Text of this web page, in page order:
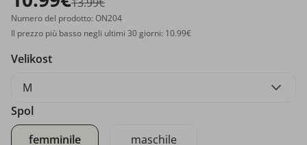
Numero del prodotto: ON204
Il prezzo più basso negli ultimi 30 giorni: 10.99€
Velikost
M
Spol
femminile
maschile